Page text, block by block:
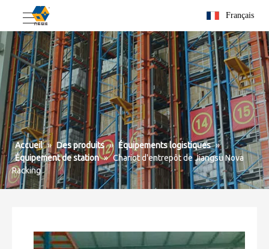
Français
Accueil » Des produits » Équipements logistiques »
Équipement de station » Chariot d'entrepôt de Jiangsu Nova
Racking